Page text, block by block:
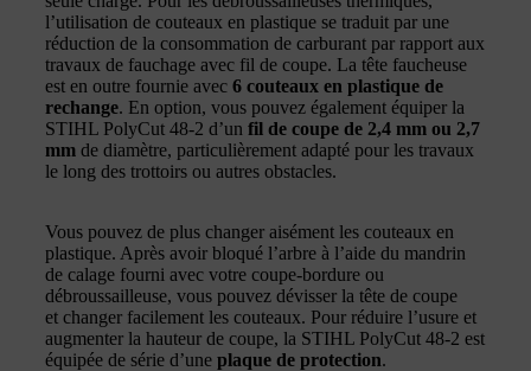
l’utilisation de couteaux en plastique se traduit par une
réduction de la consommation de carburant par rapport aux
travaux de fauchage avec fil de coupe. La tête faucheuse
est en outre fournie avec 6 couteaux en plastique de
rechange. En option, vous pouvez également équiper la
STIHL PolyCut 48-2 d’un fil de coupe de 2,4 mm ou 2,7
mm de diamètre, particulièrement adapté pour les travaux
le long des trottoirs ou autres obstacles.
Vous pouvez de plus changer aisément les couteaux en
plastique. Après avoir bloqué l’arbre à l’aide du mandrin
de calage fourni avec votre coupe-bordure ou
débroussailleuse, vous pouvez dévisser la tête de coupe
et changer facilement les couteaux. Pour réduire l’usure et
augmenter la hauteur de coupe, la STIHL PolyCut 48-2 est
équipée de série d’une plaque de protection.